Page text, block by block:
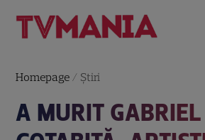
Homepage / Știri
A MURIT GABRIEL